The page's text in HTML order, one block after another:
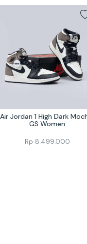
Air Jordan 1 High Dark
GS Women
Rp 8.499.000